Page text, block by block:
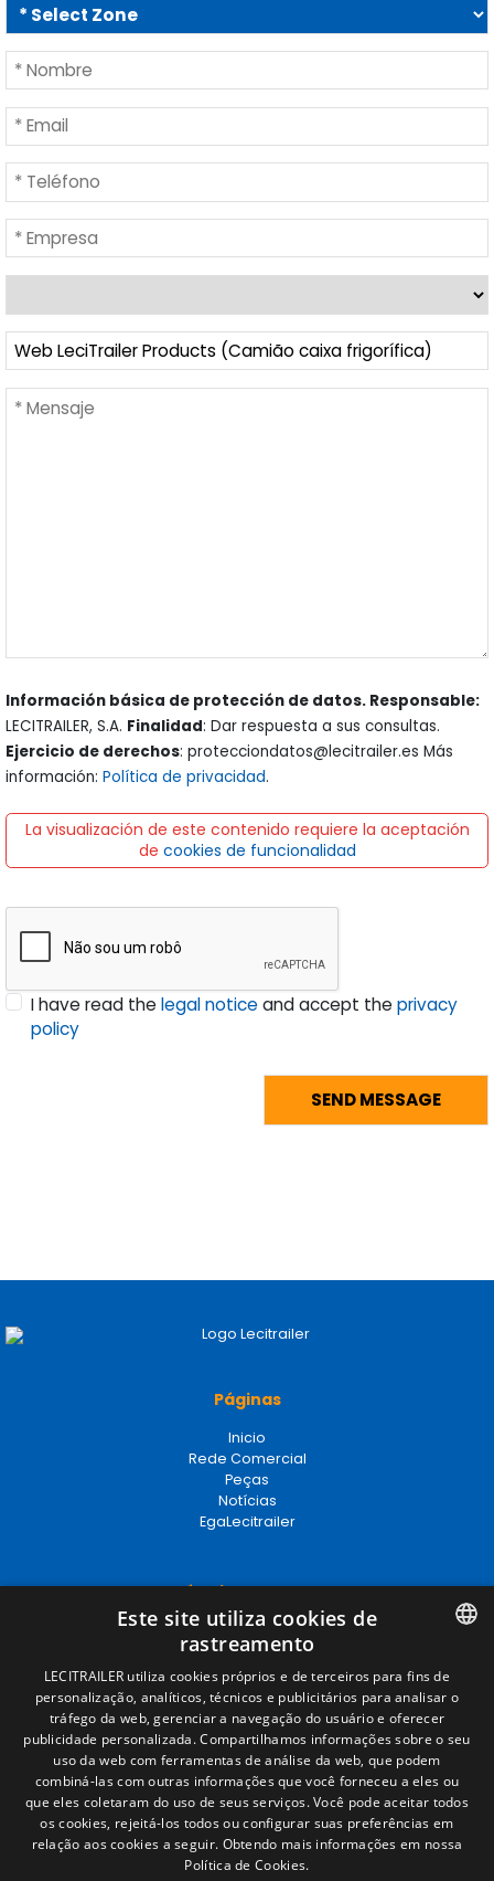
Información básica de protección de datos. Responsable:
LECITRAILER, S.A. Finalidad: Dar respuesta a sus consultas.
Ejercicio de derechos: protecciondatos@lecitrailer.es Más
información: Política de privacidad.
La visualización de este contenido requiere la aceptación
de cookies de funcionalidad
I have read thelegal noticeand accept theprivacy
policy
Páginas
Inicio
Rede Comercial
Peças
Notícias
EgaLecitrailer
Términos legales
Aviso legal
Política de privacidade
Política de cookies
Condições Gerais de Venda
Gerenciar cookies
Contacto
Camino de los Huertos, S/N. Apdo 100
50620 - Casetas (Zaragoza) SPAIN
SPANISH
ENGLISH
FRENCH
ITALIAN
PORTUGUESE
Este site utiliza cookies de
rastreamento
LECITRAILER utiliza cookies próprios e de terceiros para fins de
personalização, analíticos, técnicos e publicitários para analisar o
tráfego da web, gerenciar a navegação do usuário e oferecer
publicidade personalizada. Compartilhamos informações sobre o seu
uso da web com ferramentas de análise da web, que podem
combiná-las com outras informações que você forneceu a eles ou
que eles coletaram do uso de seus serviços. Você pode aceitar todos
os cookies, rejeitá-los todos ou configurar suas preferências em
relação aos cookies a seguir. Obtendo mais informações em nossa
Política de Cookies.